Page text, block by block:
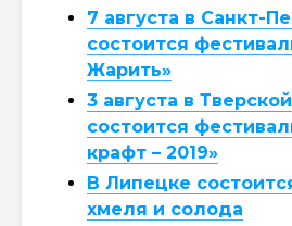
7 августа в Санкт-
состоится
Жарить»
3 августа в
состоится
крафт – 2019»
В Липецке
хмеля и солода